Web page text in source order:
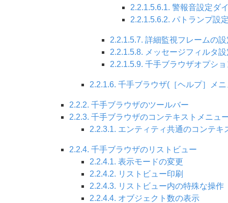
2.2.1.5.6.1. 警報音設定ダ
2.2.1.5.6.2. パトランプ設
2.2.1.5.7. 詳細監視フレームの
2.2.1.5.8. メッセージフィルタ
2.2.1.5.9. 千手ブラウザオプシ
2.2.1.6. 千手ブラウザ(［ヘルプ］メ
2.2.2. 千手ブラウザのツールバー
2.2.3. 千手ブラウザのコンテキストメニュ
2.2.3.1. エンティティ共通のコンテキ
2.2.4. 千手ブラウザのリストビュー
2.2.4.1. 表示モードの変更
2.2.4.2. リストビュー印刷
2.2.4.3. リストビュー内の特殊な操作
2.2.4.4. オブジェクト数の表示